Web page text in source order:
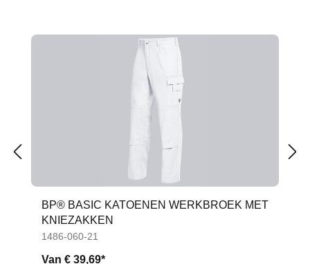
Productgalerij overslaan
BP® BASIC KATOENEN WERKBROEK MET
KNIEZAKKEN
1486-060-21
Van € 39,69*